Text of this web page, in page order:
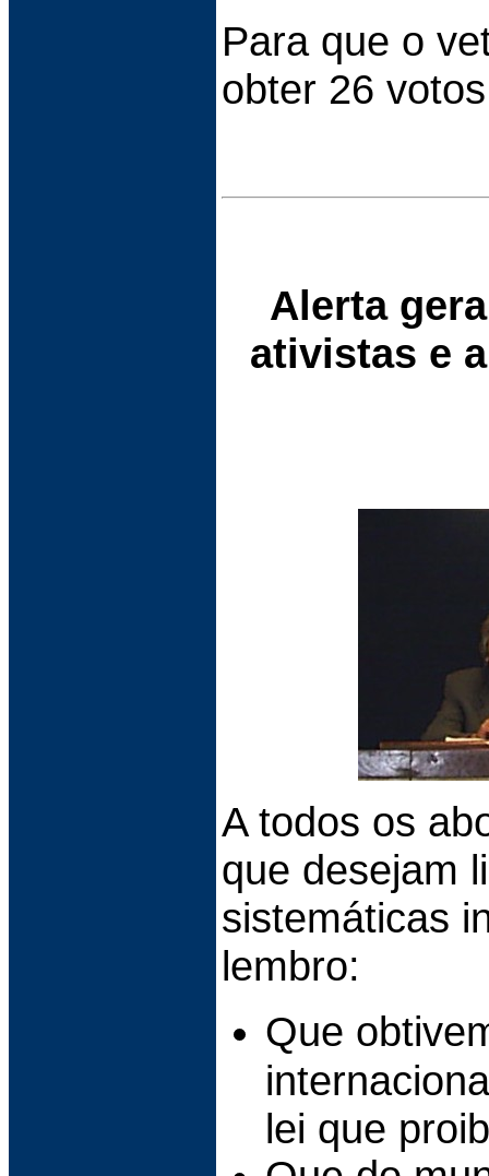
Para que o
obter 26
Alerta
ativistas e
A todos os
que desejam
sistemáticas
lembro:
Que
lei que